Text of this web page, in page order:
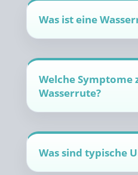
Was ist eine
Welche Symptome
Wasserrute?
Was sind typische